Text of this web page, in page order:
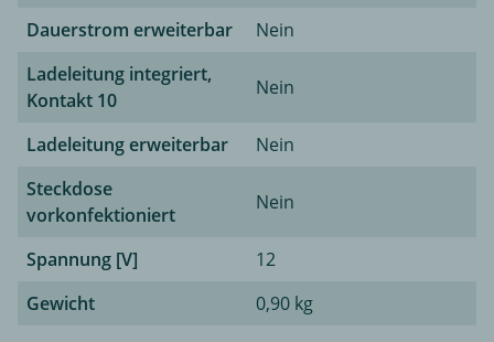
Dauerstrom erweiterbar
Nein
Ladeleitung integriert,
Kontakt 10
Nein
Ladeleitung erweiterbar
Nein
Steckdose
vorkonfektioniert
Nein
Spannung [V]
12
Gewicht
0,90 kg